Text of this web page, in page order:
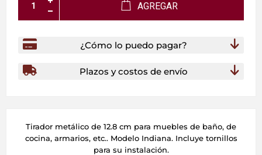
AGREGAR
¿Cómo lo puedo pagar?
Plazos y costos de envío
Tirador metálico de 12.8 cm para muebles de baño, de
cocina, armarios, etc.. Modelo Indiana. Incluye tornillos
para su instalación.